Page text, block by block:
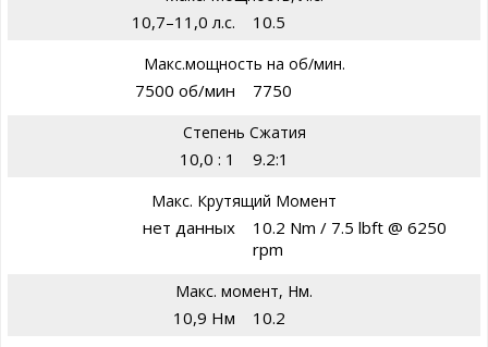
10,7–11,0 л.с. 10.5
Макс.мощность на об/мин.
7500 об/мин 7750
Степень Сжатия
10,0 : 1 9.2:1
Макс. Крутящий Момент
нет данных
10.2 Nm / 7.5 lbft @ 6250
rpm
Макс. момент, Нм.
10,9 Нм 10.2